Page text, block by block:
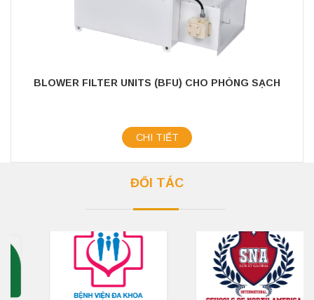
BLOWER FILTER UNITS (BFU) CHO PHÒNG SẠCH
CHI TIẾT
ĐỐI TÁC